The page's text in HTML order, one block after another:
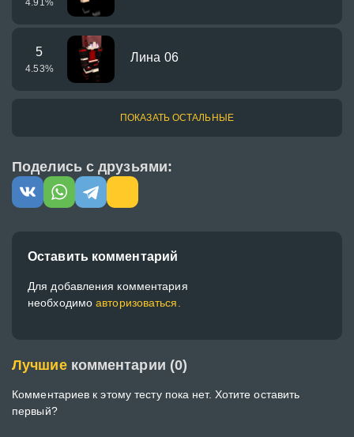
4.91%
5
4.53%
Лина 06
ПОКАЗАТЬ ОСТАЛЬНЫЕ
Поделись с друзьями:
Оставить комментарий
Для добавления комментария
необходимоавторизоваться.
Лучшие комментарии (0)
Комментариев к этому тесту пока нет. Хотите оставить
первый?